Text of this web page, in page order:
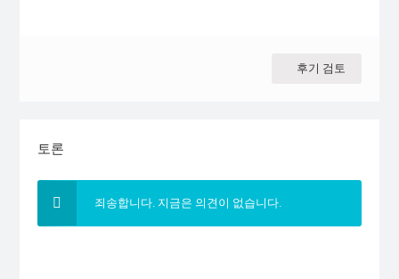
후기 검토
토론
죄송합니다. 지금은 의견이 없습니다.